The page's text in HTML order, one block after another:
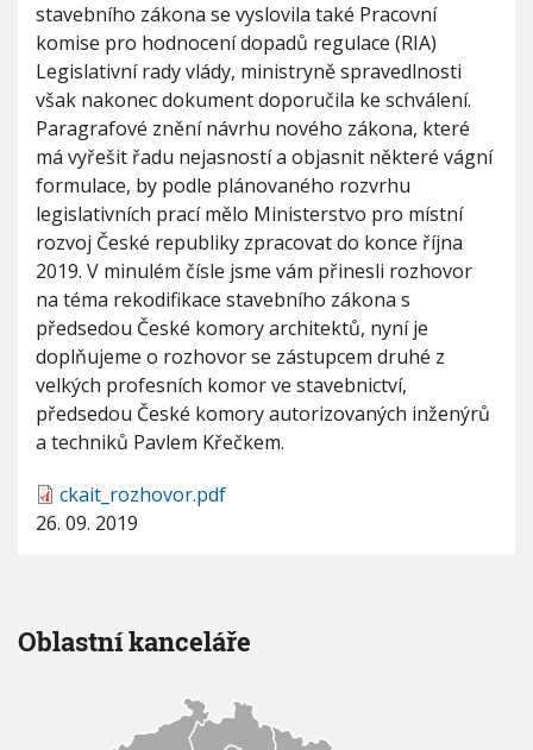
z
h
o
v
o
r
p
ř
e
d
s
e
d
Č
K
A
I
T
I
g
.
a
K
stavebního zákona se vyslovila také Pracovní
komise pro hodnocení dopadů regulace (RIA)
Legislativní rady vlády, ministryně spravedlnosti
však nakonec dokument doporučila ke schválení.
Paragrafové znění návrhu nového zákona, které
má vyřešit řadu nejasností a objasnit některé vágní
formulace, by podle plánovaného rozvrhu
legislativních prací mělo Ministerstvo pro místní
rozvoj České republiky zpracovat do konce října
2019. V minulém čísle jsme vám přinesli rozhovor
na téma rekodifikace stavebního zákona s
předsedou České komory architektů, nyní je
doplňujeme o rozhovor se zástupcem druhé z
velkých profesních komor ve stavebnictví,
předsedou České komory autorizovaných inženýrů
a techniků Pavlem Křečkem.
ckait_rozhovor.pdf
26. 09. 2019
Oblastní kanceláře